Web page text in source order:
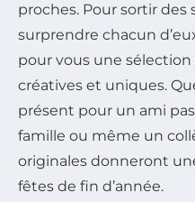
proches. Pour sortir
surprendre chacun
pour vous une sélection
créatives et uniques.
présent pour un ami
famille ou même un
originales donneront
fêtes de fin d’année.